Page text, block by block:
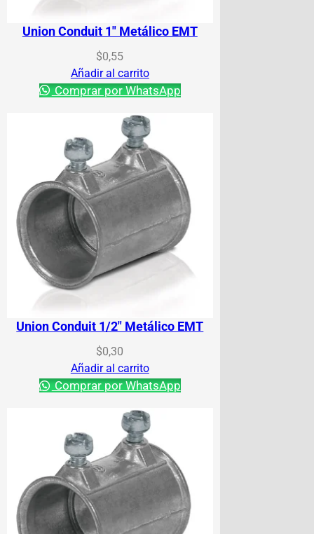
Union Conduit 1″ Metálico EMT
$0,55
Añadir al carrito
Comprar por WhatsApp
Union Conduit 1/2″ Metálico EMT
$0,30
Añadir al carrito
Comprar por WhatsApp